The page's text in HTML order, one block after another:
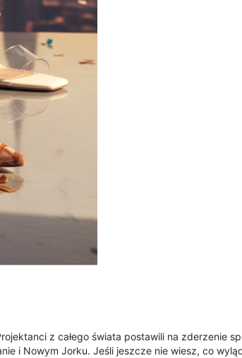
z całego świata postawili na zderzenie
i Nowym Jorku. Jeśli jeszcze nie wiesz, co